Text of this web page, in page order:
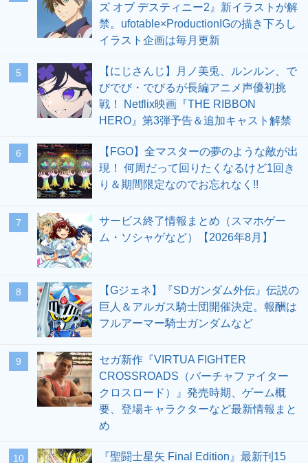
ズ オブ デスティニー2』新イラストが解
禁。ufotable×ProductionIGの描き下ろし
イラスト企画は毎月更新
5
【にじさんじ】月ノ美兎、ルンルン、で
びでび・でびるが長編アニメ声優初挑
戦！ Netflix映画『THE RIBBON
HERO』第3弾予告＆追加キャスト解禁
6
【FGO】全マスターの夢のような敵が出
現！ 何周だって回りたくなるけど1回き
り＆期間限定なのでお忘れなく!!
7
サービス終了情報まとめ（スマホゲー
ム・ソシャゲなど）【2026年8月】
8
【Gジェネ】『SDガンダム外伝』伝説の
巨人＆アルガス騎士団開催決定。報酬は
フルアーマー騎士ガンダムなど
9
セガ新作『VIRTUA FIGHTER
CROSSROADS（バーチャファイター
クロスロード）』発売時期、ゲーム概
要、登場キャラクターなど最新情報まと
め
10 『聖闘士星矢 Final Edition』最新刊15